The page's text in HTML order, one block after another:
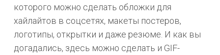
которого можно сделать обложки для
хайлайтов в соцсетях, макеты постеров,
логотипы, открытки и даже резюме. И как вы
догадались, здесь можно сделать и GIF-